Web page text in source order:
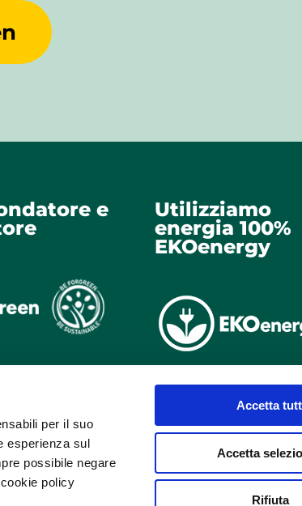
per il suo
esperienza sul
possibile negare
policy
Accetta
Accetta
Rifiuta
e Utilizziamo
energia 100%
EKOenergy